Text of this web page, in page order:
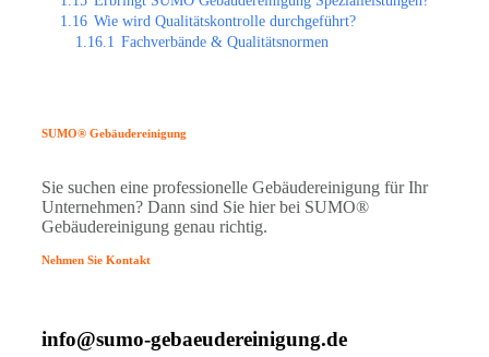
1.16 Wie wird Qualitätskontrolle durchgeführt?
1.16.1 Fachverbände & Qualitätsnormen
SUMO® Gebäudereinigung
Sie suchen eine professionelle Gebäudereinigung für Ihr
Unternehmen? Dann sind Sie hier bei SUMO®
Gebäudereinigung genau richtig.
Nehmen Sie Kontakt
info@sumo-gebaeudereinigung.de